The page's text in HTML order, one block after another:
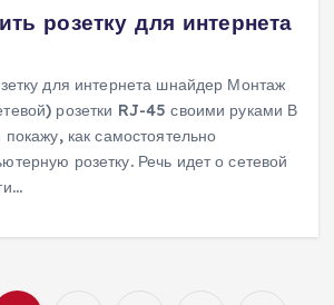
розетку для интернета
для интернета шнайдер Монтаж
розетки RJ-45 своими руками В
покажу, как самостоятельно
розетку. Речь идет о сетевой